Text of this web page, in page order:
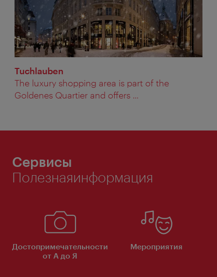
Tuchlauben
The luxury shopping area is part of the
Goldenes Quartier and offers ...
Сервисы
Полезнаяинформация
Достопримечательности
от А до Я
Мероприятия